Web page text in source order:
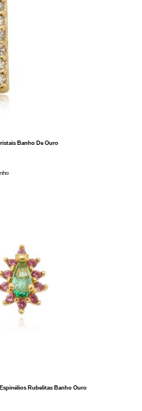
Banho De Ouro
Rubelitas Banho Ouro